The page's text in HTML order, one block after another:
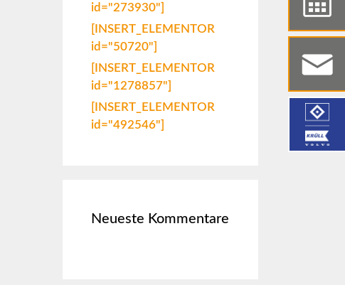
id="273930"]
[INSERT_ELEMENTOR
id="50720"]
[INSERT_ELEMENTOR
id="1278857"]
[INSERT_ELEMENTOR
id="492546"]
Neueste Kommentare